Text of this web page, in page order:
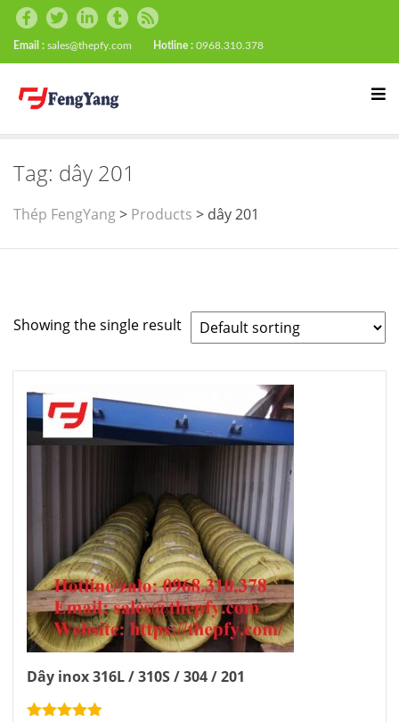
Email : sales@thepfy.com Hotline : 0968.310.378
Tag: dây 201
Thép FengYang> Products > dây 201
Showing the single result
Dây inox 316L / 310S / 304 / 201